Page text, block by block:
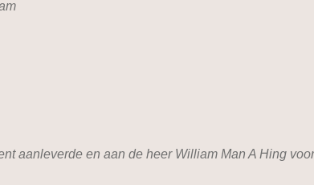
aanleverde en aan de heer William Man A Hing